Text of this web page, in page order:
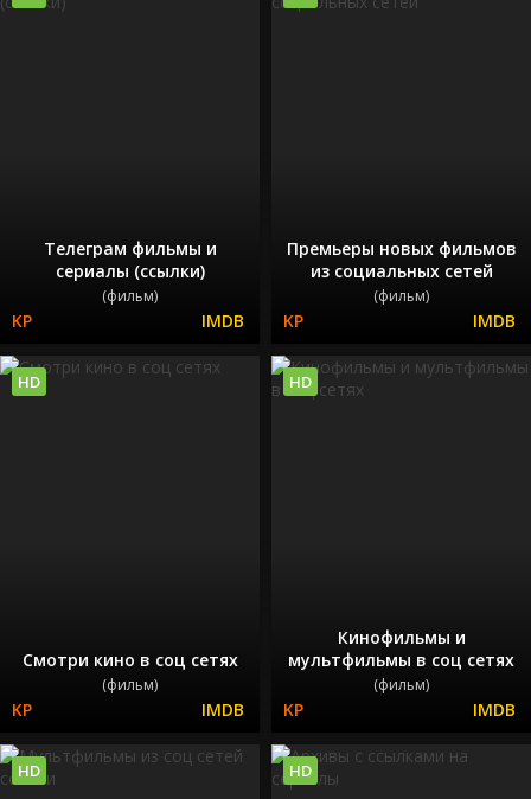
Телеграм фильмы и
сериалы (ссылки)
(фильм)
Премьеры новых фильмов
из социальных сетей
(фильм)
Смотри кино в соц сетях
(фильм)
HD
Кинофильмы и
мультфильмы в соц сетях
(фильм)
HD
HD HD